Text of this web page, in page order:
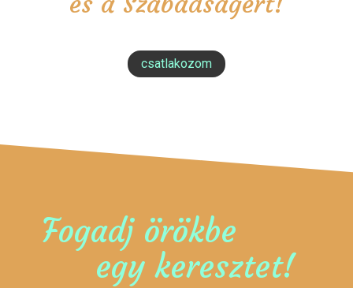
csatlakozom
Fogadj örökbe
egy keresztet!